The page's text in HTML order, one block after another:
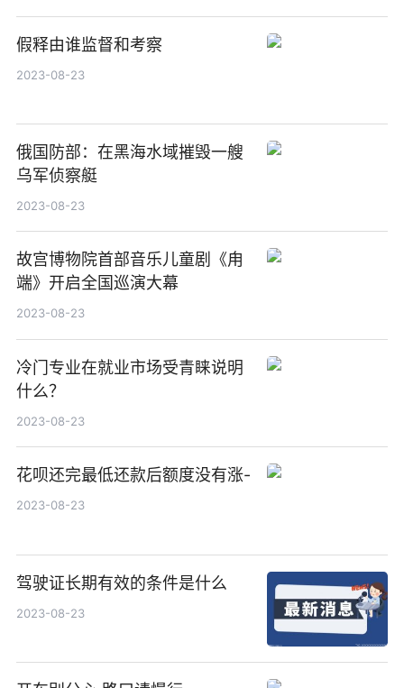
假释由谁监督和考察
2023-08-23
俄国防部：在黑海水域摧毁一艘
乌军侦察艇
2023-08-23
故宫博物院首部音乐儿童剧《甪
端》开启全国巡演大幕
2023-08-23
冷门专业在就业市场受青睐说明
什么？
2023-08-23
花呗还完最低还款后额度没有涨-
2023-08-23
驾驶证长期有效的条件是什么
2023-08-23